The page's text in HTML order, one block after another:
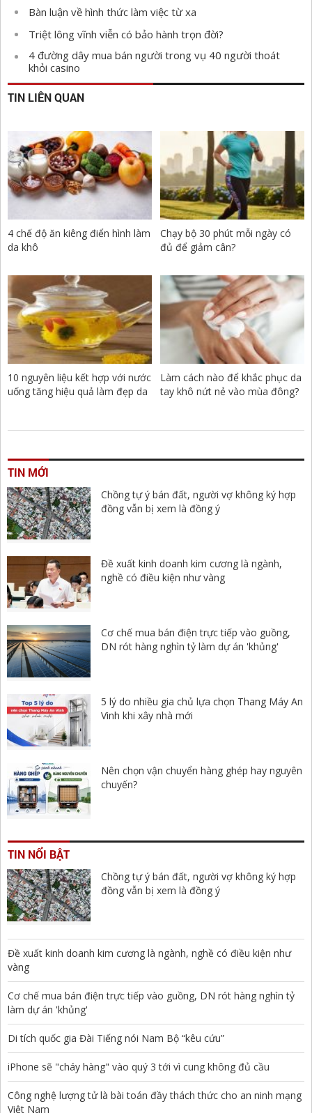
Bàn luận về hình thức làm việc từ xa
Triệt lông vĩnh viễn có bảo hành trọn đời?
4 đường dây mua bán người trong vụ 40 người thoát
khỏi casino
TIN LIÊN QUAN
4 chế độ ăn kiêng điển hình làm
da khô
Chạy bộ 30 phút mỗi ngày có
đủ để giảm cân?
10 nguyên liệu kết hợp với nước
uống tăng hiệu quả làm đẹp da
Làm cách nào để khắc phục da
tay khô nứt nẻ vào mùa đông?
TIN MỚI
Chồng tự ý bán đất, người vợ không ký hợp
đồng vẫn bị xem là đồng ý
Đề xuất kinh doanh kim cương là ngành,
nghề có điều kiện như vàng
Cơ chế mua bán điện trực tiếp vào guồng,
DN rót hàng nghìn tỷ làm dự án 'khủng'
5 lý do nhiều gia chủ lựa chọn Thang Máy An
Vinh khi xây nhà mới
Nên chọn vận chuyển hàng ghép hay nguyên
chuyến?
TIN NỔI BẬT
Chồng tự ý bán đất, người vợ không ký hợp
đồng vẫn bị xem là đồng ý
Đề xuất kinh doanh kim cương là ngành, nghề có điều kiện như
vàng
Cơ chế mua bán điện trực tiếp vào guồng, DN rót hàng nghìn tỷ
làm dự án 'khủng'
Di tích quốc gia Đài Tiếng nói Nam Bộ “kêu cứu”
iPhone sẽ "cháy hàng" vào quý 3 tới vì cung không đủ cầu
Công nghệ lượng tử là bài toán đầy thách thức cho an ninh mạng
Việt Nam